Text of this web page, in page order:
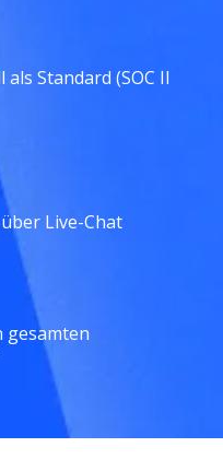
Standard (SOC II
Live-Chat